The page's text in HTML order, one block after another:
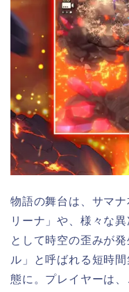
物語の舞台は、サマ
リーナ」や、様々な
として時空の歪みが
ル」と呼ばれる短時
態に。プレイヤーは